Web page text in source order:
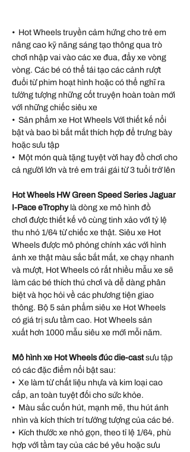
• Hot Wheels truyền cảm hứng cho trẻ em
nâng cao kỹ năng sáng tạo thông qua trò
chơi nhập vai vào các xe đua, đẩy xe vòng
vòng. Các bé có thể tái tạo các cảnh rượt
đuổi từ phim hoạt hình hoặc có thể nghĩ ra
tưởng tượng những cốt truyện hoàn toàn mới
với những chiếc siêu xe
• Sản phẩm xe Hot Wheels Với thiết kế nổi
bật và bao bì bắt mắt thích hợp để trưng bày
hoặc sưu tập
• Một món quà tặng tuyệt vời hay đồ chơi cho
cả người lớn và trẻ em trái gái từ 3 tuổi trở lên
Hot Wheels HW Green Speed Series Jaguar
I-Pace eTrophy là dòng xe mô hình đồ
chơi được thiết kế vô cùng tinh xảo với tỷ lệ
thu nhỏ 1/64 từ chiếc xe thật. Siêu xe Hot
Wheels được mô phỏng chính xác với hình
ảnh xe thật màu sắc bắt mắt, xe chạy nhanh
và mượt, Hot Wheels có rất nhiều mẫu xe sẽ
làm các bé thích thú chơi và dễ dàng phân
biệt và học hỏi về các phương tiện giao
thông. Bộ 5 sản phẩm siêu xe Hot Wheels
có giá trị sưu tầm cao. Hot Wheels sản
xuất hơn 1000 mẫu siêu xe mới mỗi năm.
Mô hình xe Hot Wheels đúc die-castsưu tập
có các đặc điểm nổi bật sau:
• Xe làm từ chất liệu nhựa và kim loại cao
cấp, an toàn tuyệt đối cho sức khỏe.
• Màu sắc cuốn hút, mạnh mẽ, thu hút ánh
nhìn và kích thích trí tưởng tượng của các bé.
• Kích thước xe nhỏ gọn, theo tỉ lệ 1/64, phù
hợp với tầm tay của các bé yêu hoặc sưu